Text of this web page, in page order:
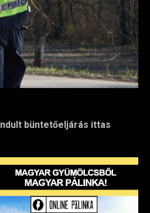
büntetőeljárás ittas